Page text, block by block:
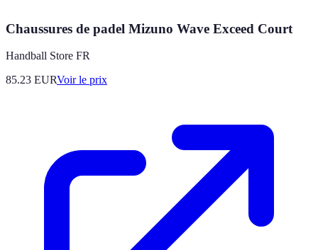
Chaussures de padel Mizuno Wave Exceed Court
Handball Store FR
85.23 EURVoir le prix